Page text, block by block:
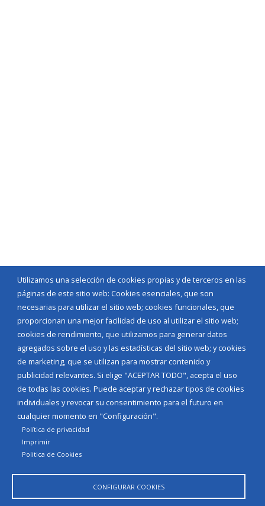
Utilizamos una selección de cookies propias y de terceros en las
páginas de este sitio web: Cookies esenciales, que son
necesarias para utilizar el sitio web; cookies funcionales, que
proporcionan una mejor facilidad de uso al utilizar el sitio web;
cookies de rendimiento, que utilizamos para generar datos
agregados sobre el uso y las estadísticas del sitio web; y cookies
de marketing, que se utilizan para mostrar contenido y
publicidad relevantes. Si elige "ACEPTAR TODO", acepta el uso
de todas las cookies. Puede aceptar y rechazar tipos de cookies
individuales y revocar su consentimiento para el futuro en
cualquier momento en "Configuración".
Política de privacidad
Imprimir
Politica de Cookies
CONFIGURAR COOKIES